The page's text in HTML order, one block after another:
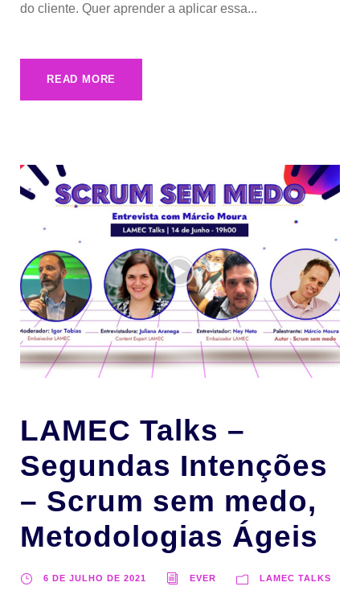
do cliente. Quer aprender a aplicar essa...
READ MORE
LAMEC Talks –
Segundas Intenções
– Scrum sem medo,
Metodologias Ágeis
6 DE JULHO DE 2021 EVER LAMEC TALKS